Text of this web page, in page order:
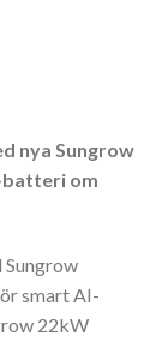
nya Sungrow
batteri om
smart AI-
22kW